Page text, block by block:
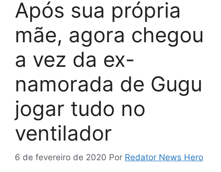
Após sua própria
mãe, agora chegou
a vez da ex-
namorada de Gugu
jogar tudo no
ventilador
6 de fevereiro de 2020 Por Redator News Hero